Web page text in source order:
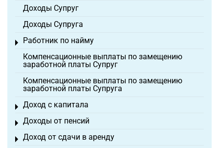
Доходы Супруг
Доходы Супруга
Работник по найму
Toggle menu
Компенсационные выплаты по замещению
заработной платы Супруг
Компенсационные выплаты по замещению
заработной платы Супруга
Доход с капитала
Toggle menu
Доходы от пенсий
Toggle menu
Доход от сдачи в аренду
Toggle menu